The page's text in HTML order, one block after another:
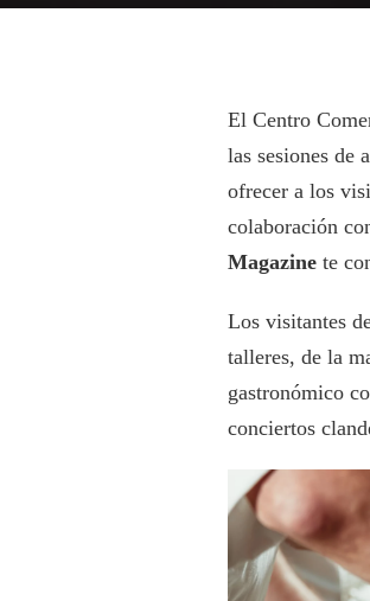
El Centro
las sesiones de
ofrecer a los
colaboración
Magazine te
Los visitantes
talleres, de la
gastronómico
conciertos